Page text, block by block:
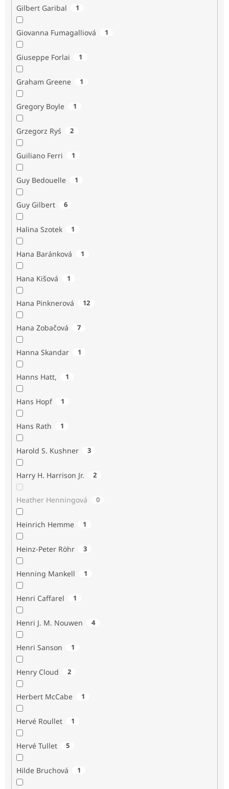
Gilbert Garibal 1
Giovanna Fumagalliová 1
Giuseppe Forlai 1
Graham Greene 1
Gregory Boyle 1
Grzegorz Ryś 2
Guiliano Ferri 1
Guy Bedouelle 1
Guy Gilbert 6
Halina Szotek 1
Hana Baránková 1
Hana Kišová 1
Hana Pinknerová 12
Hana Zobačová 7
Hanna Skandar 1
Hanns Hatt, 1
Hans Hopf 1
Hans Rath 1
Harold S. Kushner 3
Harry H. Harrison Jr. 2
Heather Henningová 0
Heinrich Hemme 1
Heinz-Peter Röhr 3
Henning Mankell 1
Henri Caffarel 1
Henri J. M. Nouwen 4
Henri Sanson 1
Henry Cloud 2
Herbert McCabe 1
Hervé Roullet 1
Hervé Tullet 5
Hilde Bruchová 1